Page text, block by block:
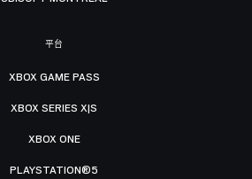
平台
XBOX GAME PASS
XBOX SERIES X|S
XBOX ONE
PLAYSTATION®5